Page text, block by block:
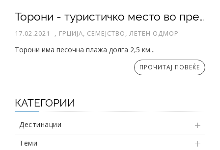
Торони - туристичко место во прекрасен залив на Ситонија
17.02.2021 , ГРЦИЈА, СЕМЕЈСТВО, ЛЕТЕН ОДМОР
Торони има песочна плажа долга 2,5 км...
ПРОЧИТАЈ ПОВЕЌЕ
КАТЕГОРИИ
Дестинации
Теми